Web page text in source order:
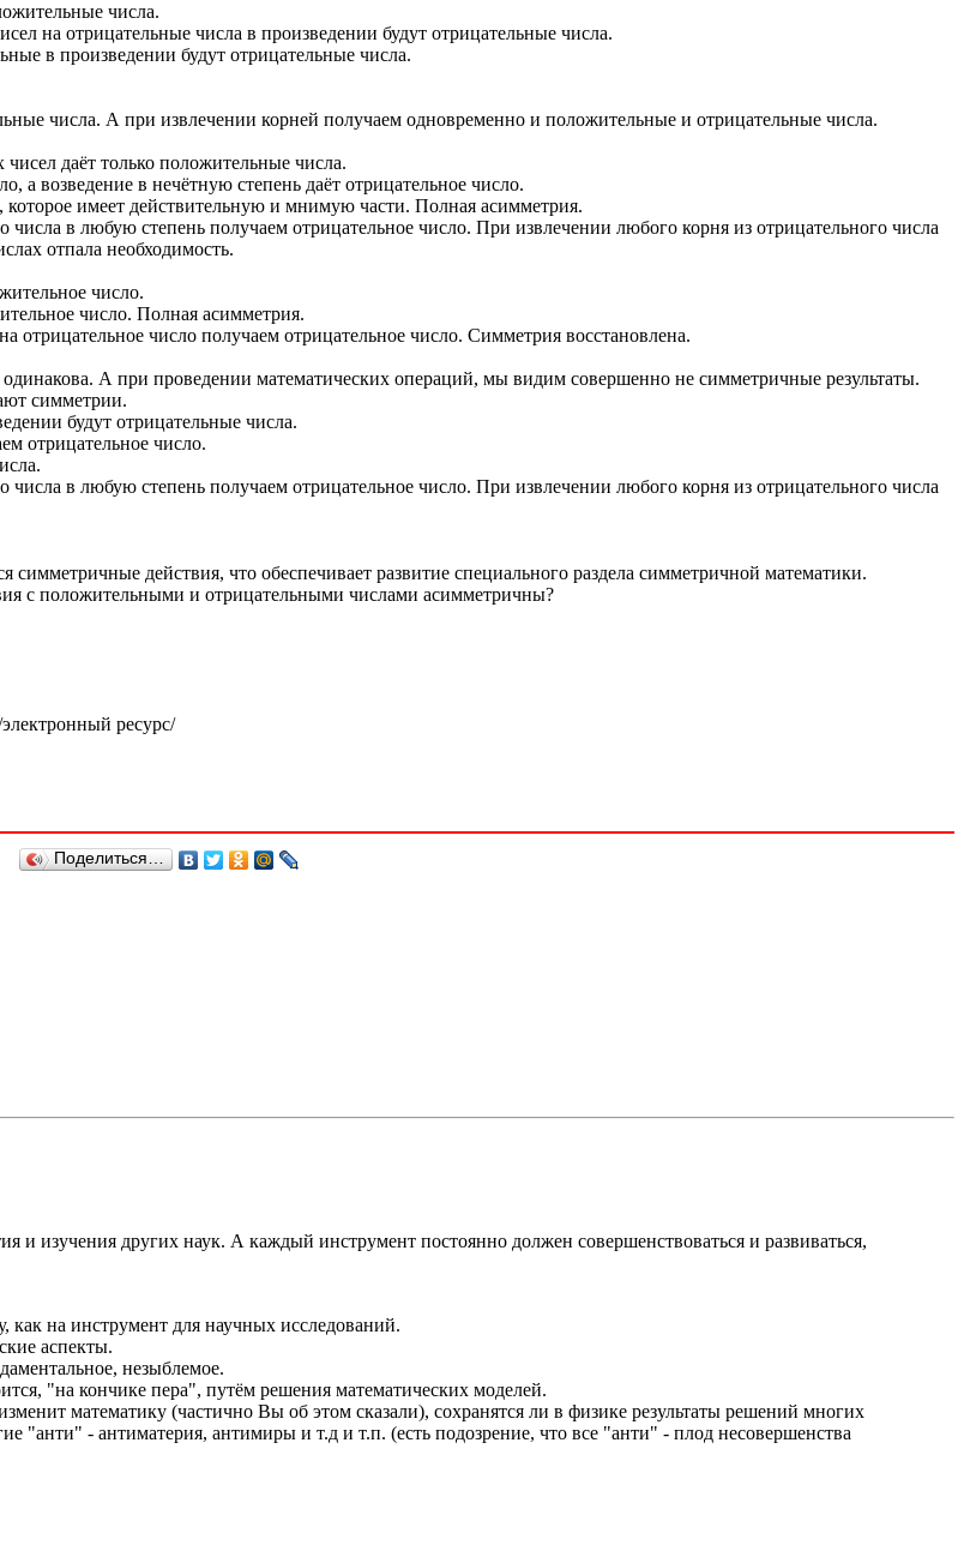
числа.
на отрицательные числа в произведении будут отрицательные числа.
в произведении будут отрицательные числа.
числа. А при извлечении корней получаем одновременно и положительные и отрицательные числа.
даёт только положительные числа.
а возведение в нечётную степень даёт отрицательное число.
которое имеет действительную и мнимую части. Полная асимметрия.
в любую степень получаем отрицательное число. При извлечении любого корня из отрицательного числа
отпала необходимость.
число.
число. Полная асимметрия.
число получаем отрицательное число. Симметрия восстановлена.
А при проведении математических операций, мы видим совершенно не симметричные результаты.
симметрии.
будут отрицательные числа.
отрицательное число.
в любую степень получаем отрицательное число. При извлечении любого корня из отрицательного числа
действия, что обеспечивает развитие специального раздела симметричной математики.
с положительными и отрицательными числами асимметричны?
ресурс/
Поделиться…
и изучения других наук. А каждый инструмент постоянно должен совершенствоваться и развиваться,
на инструмент для научных исследований.
аспекты.
незыблемое.
"на кончике пера", путём решения математических моделей.
математику (частично Вы об этом сказали), сохранятся ли в физике результаты решений многих
"анти" - антиматерия, антимиры и т.д и т.п. (есть подозрение, что все "анти" - плод несовершенства